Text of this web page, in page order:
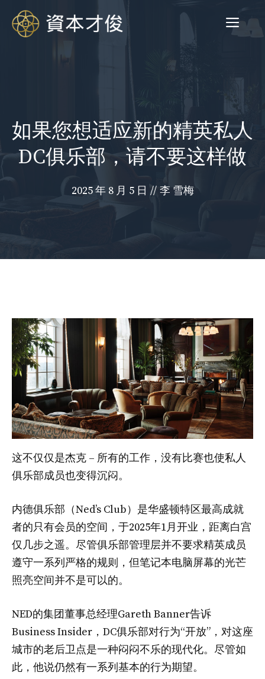
菜
如果您想适应新的精英私人
DC俱乐部，请不要这样做
2025 年 8 月 5 日 // 李 雪梅
这不仅仅是杰克 – 所有的工作，没有比赛也使私人
俱乐部成员也变得沉闷。
内德俱乐部（Ned’s Club）是华盛顿特区最高成就
者的只有会员的空间，于2025年1月开业，距离白宫
仅几步之遥。尽管俱乐部管理层并不要求精英成员
遵守一系列严格的规则，但笔记本电脑屏幕的光芒
照亮空间并不是可以的。
NED的集团董事总经理Gareth Banner告诉
Business Insider，DC俱乐部对行为“开放”，对这座
城市的老后卫点是一种闷闷不乐的现代化。尽管如
此，他说仍然有一系列基本的行为期望。